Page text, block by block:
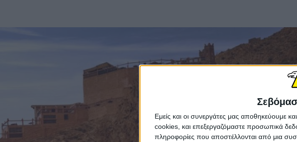
Εμείς και οι συνεργάτες μας αποθηκεύουμε
cookies, και επεξεργαζόμαστε προσωπικά
πληροφορίες που αποστέλλονται από μια